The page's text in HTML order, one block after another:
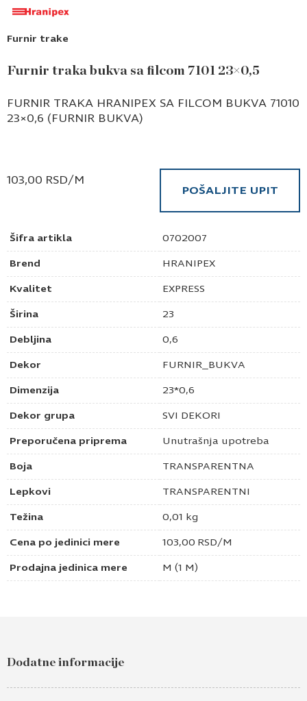
Furnir trake
Furnir traka bukva sa filcom 7101 23×0,5
Šifra artikla 0702007
Brend HRANIPEX
Kvalitet EXPRESS
Širina 23
Debljina 0,6
Dekor FURNIR_BUKVA
Dimenzija 23*0,6
Dekor grupa SVI DEKORI
Preporučena priprema Unutrašnja upotreba
Boja TRANSPARENTNA
Lepkovi TRANSPARENTNI
Težina 0,01 kg
Cena po jedinici mere 103,00 RSD/M
Prodajna jedinica mere M (1 M)
FURNIR TRAKA HRANIPEX SA FILCOM BUKVA 71010
23×0,6 (FURNIR BUKVA)
103,00 RSD/M
POŠALJITE UPIT
Ime i prezime
Dodatne informacije